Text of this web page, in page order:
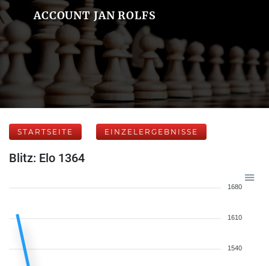
ACCOUNT JAN ROLFS
STARTSEITE EINZELERGEBNISSE
Blitz: Elo 1364
1680
1610
1540